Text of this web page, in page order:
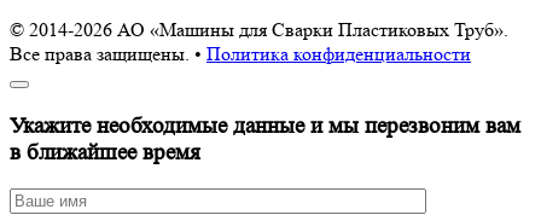
© 2014-2026 АО «Машины для Сварки Пластиковых Труб».
Все права защищены. • Политика конфиденциальности
Укажите необходимые данные и мы перезвоним вам
в ближайшее время